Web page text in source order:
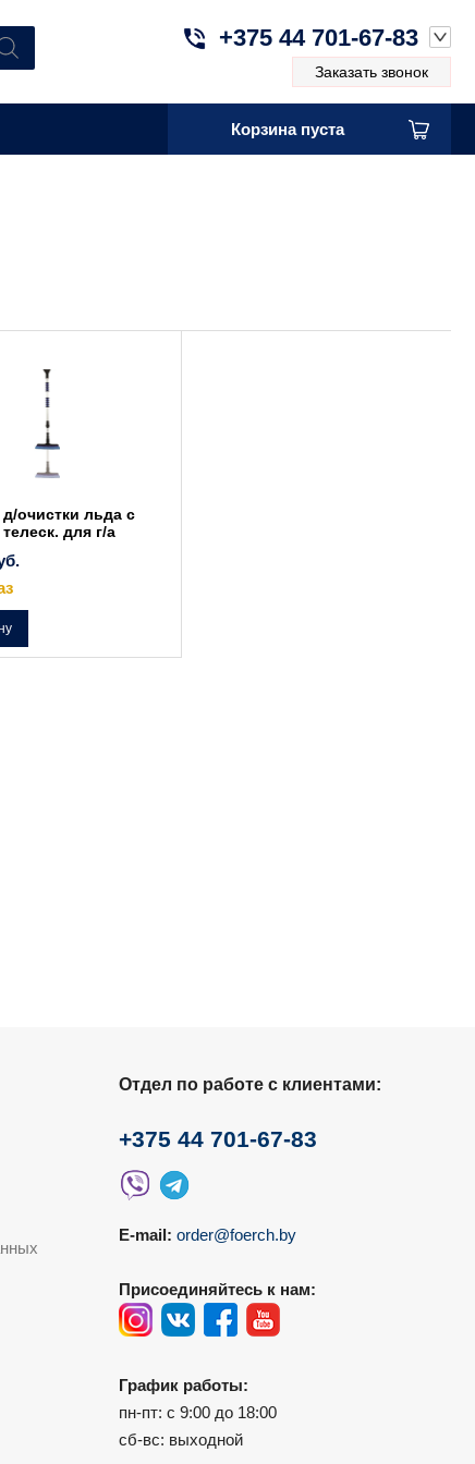
+375 44 701-67-83
Заказать звонок
Корзина пуста
очистки льда с
телеск. для г/а
Отдел по работе с клиентами:
+375 44 701-67-83
E-mail: order@foerch.by
Присоединяйтесь к нам:
График работы:
пн-пт: с 9:00 до 18:00
сб-вс: выходной